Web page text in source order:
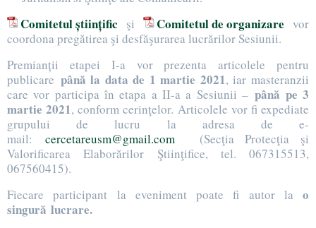
Comitetul științific şi Comitetul de organizare vor
coordona pregătirea şi desfăşurarea lucrărilor Sesiunii.
Premianții etapei I-a vor prezenta articolele pentru
publicare până la data de 1 martie 2021, iar masteranzii
care vor participa în etapa a II-a a Sesiunii –până pe 3
martie 2021, conform cerinţelor. Articolele vor fi expediate
grupului de lucru la adresa de e-
mail: cercetareusm@gmail.com(Secţia Protecţia şi
Valorificarea Elaborărilor Ştiinţifice, tel. 067315513,
067560415).
Fiecare participant la eveniment poate fi autor la o
singură lucrare.